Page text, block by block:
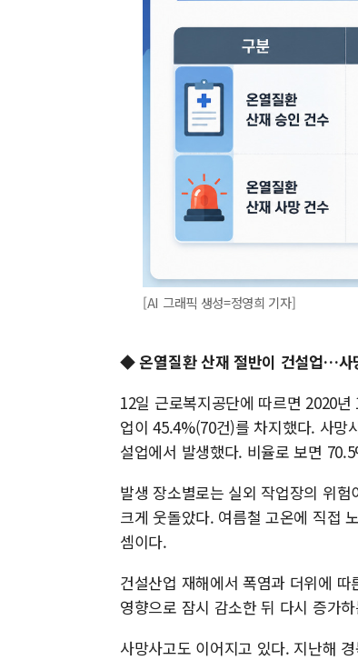
[AI 그래픽 생성=정영희 기자]
◆ 온열질환 산재 절반이 건설업…사
12일 근로복지공단에 따르면 2020
업이 45.4%(70건)를 차지했다. 사망
설업에서 발생했다. 비율로 보면
발생 장소별로는 실외 작업장의 위
크게 웃돌았다. 여름철 고온에 직접
셈이다.
건설산업 재해에서 폭염과 더위에
영향으로 잠시 감소한 뒤 다시 증가
사망사고도 이어지고 있다. 지난해